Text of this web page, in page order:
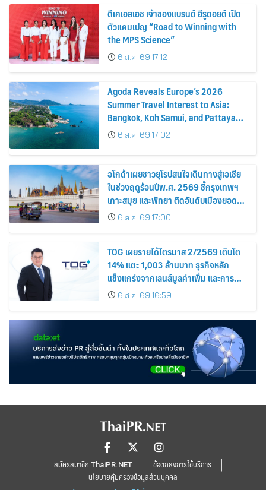
ดีเคเอสเอช เจ้าของแบรนด์ ฮีรูดอยด์ เปิด
ตัวแคมเปญ “Road to Winning with
the MPS Science”
6 ส.ค. 69 17:12
Agoda Reveals Europe’s 2026
Summer Travel Interest to Asia:
Bangkok, Koh Samui, and Pattaya
Among the Top Cities
6 ส.ค. 69 17:02
อโกด้าเผยชาวยุโรปสนใจเดินทางสู่เอเชีย
ในช่วงฤดูร้อนปีพ.ศ. 2569 ชี้กรุงเทพฯ
เกาะสมุย และพัทยา ติดอันดับเมืองยอด
นิยม6 ส.ค. 69 17:00
TOG เผยรายได้ไตรมาส 2/2569 เติบโต
14% แตะ 1,003 ล้านบาท ธุรกิจหลัก
แข็งแกร่งจากเลนส์มูลค่าเพิ่ม และการ
ขยายตลาดต่างประเทศ พร้อมเดินหน้า
ลงทุนเพื่อการเติบโตระยะยาว
6 ส.ค. 69 16:59
สมัครสมาชิก ThaiPR.NET
ข้อตกลงการใช้บริการ
นโยบายคุ้มครองข้อมูลส่วนบุคคล